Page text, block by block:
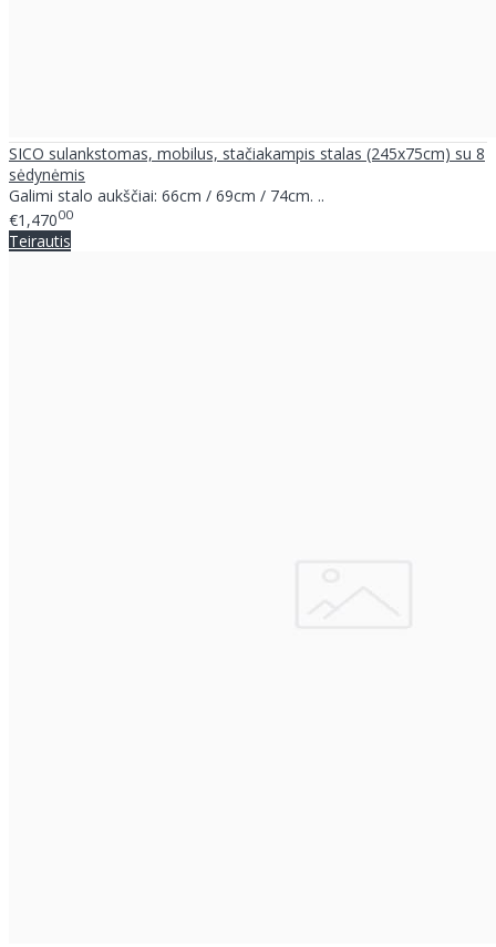
SICO sulankstomas, mobilus, stačiakampis stalas (245x75cm) su 8
sėdynėmis
Galimi stalo aukščiai: 66cm / 69cm / 74cm. ..
€1,47000
Teirautis